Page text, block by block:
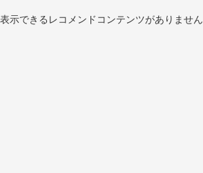
表示できるレコメンドコンテンツがありません